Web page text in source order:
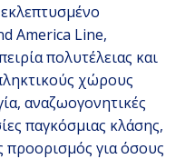
America Line,
πολυτέλειας και
χώρους
αναζωογονητικές
παγκόσμιας κλάσης,
προορισμός για όσους